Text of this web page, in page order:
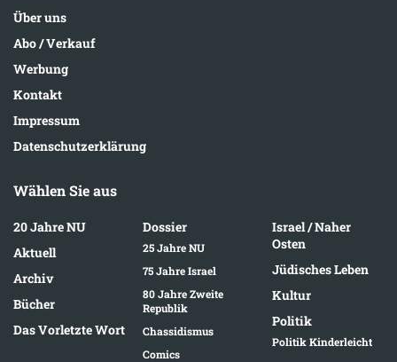
Über uns
Abo / Verkauf
Werbung
Kontakt
Impressum
Datenschutzerklärung
Wählen Sie aus
20 Jahre NU
Aktuell
Archiv
Bücher
Das Vorletzte Wort
Dossier
25 Jahre NU
75 Jahre Israel
80 Jahre Zweite
Republik
Chassidismus
Comics
Israel / Naher
Osten
Jüdisches Leben
Kultur
Politik
Politik Kinderleicht